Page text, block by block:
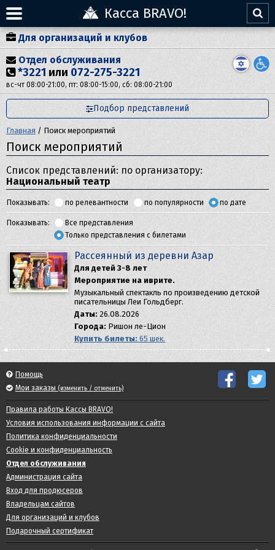
Касса BRAVO!
Для организаций и клубов
Отдел обслуживания
*3221 или 072-275-3221
вс-чт 08:00-21:00, пт: 08:00-15:00, сб: 08:00-21:00
Подбор представлений
Главная / Поиск мероприятий
Поиск мероприятий
Список представлений: по организатору:
Национальный театр
Показывать: по релевантности по популярности по дате
Показывать:
Все представления
Только представления с билетами
Рассеянный из деревни Азар
Для детей 3-8 лет
Мероприятие на иврите.
Музыкальный спектакль по произведению детской
писательницы Леи Гольдберг.
Даты: 26.08.2026
Города: Ришон ле-Цион
Купить билеты: 65 шек.
Помощь
Мои заказы (изменить / отменить)
Правила работы Кассы BRAVO!
Условия использования информации с сайта
Политика конфиденциальности
Cookie и конфиденциальность
Отдел обслуживания
Администрация сайта
Вход для продюсеров
Владельцам сайтов
Для организаций и клубов
Подарочный сертификат